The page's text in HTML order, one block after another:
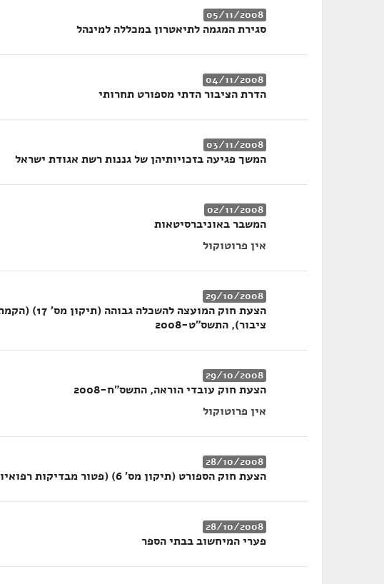
05/11/2008
סגירת המגמה לתיאטרון במכללה למינהל
04/11/2008
הדרת הציבור הדתי מספורט תחרותי
03/11/2008
המשך פגיעה בזכויותיהן של גננות רשת אגודת ישראל
02/11/2008
המשבר באוניברסיטאות
אין פרוטוקול
29/10/2008
הצעת חוק
ציבור), התשס"ט-2008
29/10/2008
הצעת חוק עובדי הוראה, התשס"ח-2008
אין פרוטוקול
28/10/2008
הצעת חוק הספורט (תיקון מס' 6) (פטור מבדיקות רפואיות), התשס"ט-2008
28/10/2008
פערי המיחשוב בבתי הספר